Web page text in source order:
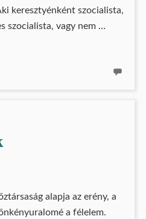
keresztyénként szocialista,
szocialista, vagy nem …
alapja az erény, a
a félelem.